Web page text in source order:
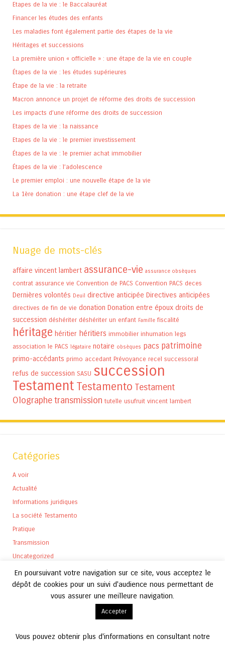
Etapes de la vie : le Baccalauréat
Financer les études des enfants
Les maladies font également partie des étapes de la vie
Héritages et successions
La première union « officielle » : une étape de la vie en couple
Étapes de la vie : les études supérieures
Étape de la vie : la retraite
Macron annonce un projet de réforme des droits de succession
Les impacts d’une réforme des droits de succession
Etapes de la vie : la naissance
Etapes de la vie : le premier investissement
Étapes de la vie : le premier achat immobilier
Étapes de la vie : l’adolescence
Le premier emploi : une nouvelle étape de la vie
La 1ère donation : une étape clef de la vie
Nuage de mots-clés
affaire vincent lambert assurance-vie assurance obsèques
contrat assurance vie Convention de PACS Convention PACS deces
Dernières volontés Deuil directive anticipée Directives anticipées
directives de fin de vie donation Donation entre époux droits de
succession déshériter déshériter un enfant Famille fiscalité
héritage héritier héritiers immobilier inhumation legs
association le PACS légataire notaire obsèques pacs patrimoine
primo-accédants primo accedant Prévoyance recel successoral
refus de succession SASU succession
Testament Testamento Testament
Olographetransmission tutelle usufruit vincent lambert
Catégories
A voir
Actualité
Informations juridiques
La société Testamento
Pratique
Transmission
Uncategorized
En poursuivant votre navigation sur ce site, vous acceptez le
dépôt de cookies pour un suivi d'audience nous permettant de
vous assurer une meilleure navigation.
Accepter
Vous pouvez obtenir plus d'informations en consultant notre